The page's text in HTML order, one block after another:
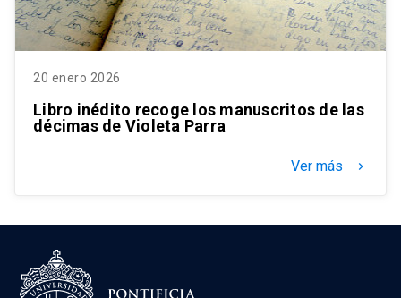
20 enero 2026
Libro inédito recoge los manuscritos de las
décimas de Violeta Parra
Ver más keyboard_arrow_right